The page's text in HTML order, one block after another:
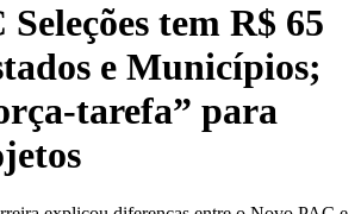
tem R$ 65
e Municípios;
tarefa” para